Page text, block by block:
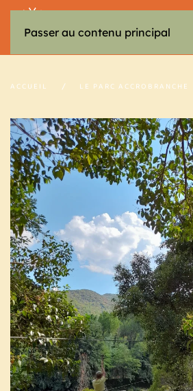
Passer au contenu principal
ACCUEIL LE PARC ACCROBRANCHE